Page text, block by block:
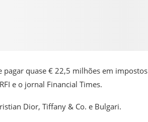
pagar quase € 22,5 milhões em impostos
e o jornal Financial Times.
Dior, Tiffany & Co. e Bulgari.